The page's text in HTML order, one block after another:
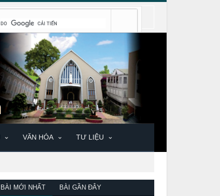
VĂN HÓA TƯ LIỆU
BÀI MỚI NHẤT BÀI GẦN ĐÂY